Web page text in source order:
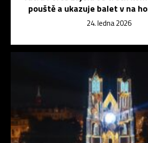
pouště a ukazuje balet v na
24. ledna 2026